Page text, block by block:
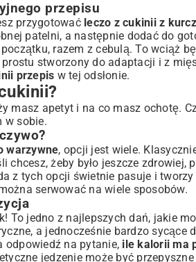
przepisu
przygotować leczo z cukinii z
patelni, a następnie dodać do
razem z cebulą. To wciąż
stworzony do adaptacji i z
przepis w tej odsłonie.
masz apetyt i na co masz ochotę.
w sobie.
warzywne, opcji jest wiele.
żeby było jeszcze zdrowiej,
z tych opcji świetnie pasuje i tworzy
serwować na wiele sposobów.
To jedno z najlepszych dań, jakie
a jednocześnie bardzo sycące
odpowiedź na pytanie, ile kalorii ma
jedzenie może być